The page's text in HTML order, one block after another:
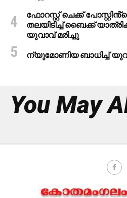
ഫോറസ്റ്റ് ചെക്ക്
തലയിടിച്ച് ബൈക്ക്
യുവാവ് മരിച്ചു
ന്യുമോണിയ ബാധിച്ച്
You May